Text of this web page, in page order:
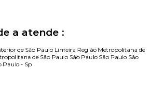
a atende :
de São Paulo Limeira Região Metropolitana de
de São Paulo São Paulo São Paulo São
Paulo - Sp